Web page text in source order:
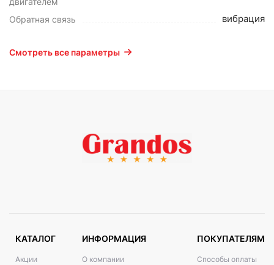
Обратная связь вибрация
Смотреть все параметры
КАТАЛОГ
Акции
ИНФОРМАЦИЯ
О компании
ПОКУПАТЕЛЯМ
Способы оплаты